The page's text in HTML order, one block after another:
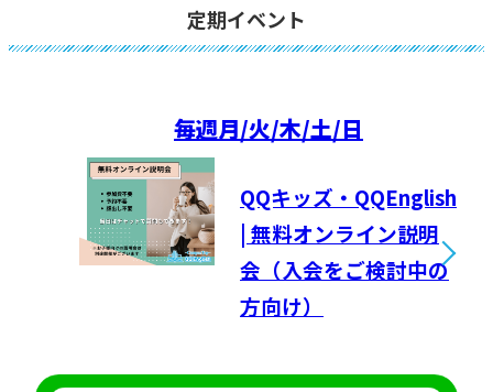
定期イベント
毎週月/火/木/土/日
QQキッズ・QQEnglish
| 無料オンライン説明
会（入会をご検討中の
方向け）